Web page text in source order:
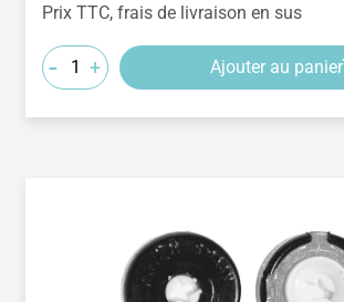
Prix TTC, frais de livraison en sus
- + Ajouter au panier